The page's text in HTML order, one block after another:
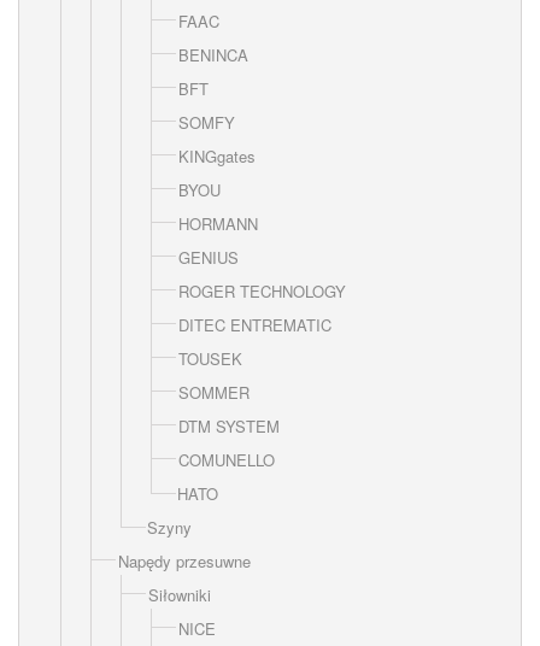
FAAC
BENINCA
BFT
SOMFY
KINGgates
BYOU
HORMANN
GENIUS
ROGER TECHNOLOGY
DITEC ENTREMATIC
TOUSEK
SOMMER
DTM SYSTEM
COMUNELLO
HATO
Szyny
Napędy przesuwne
Siłowniki
NICE